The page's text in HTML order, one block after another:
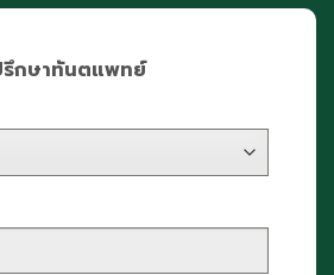
กษาทันตแพทย์